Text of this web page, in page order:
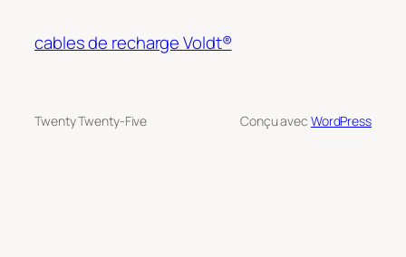
cables de recharge Voldt®
Twenty Twenty-Five Conçu avec WordPress